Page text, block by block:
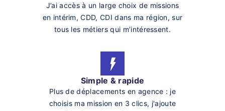
J’ai accès à un large choix de missions
en intérim, CDD, CDI dans ma région, sur
tous les métiers qui m’intéressent.
Simple & rapide
Plus de déplacements en agence : je
choisis ma mission en 3 clics, j'ajoute